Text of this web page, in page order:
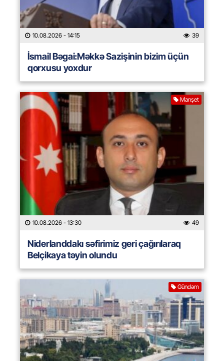
10.08.2026 - 14:15 39
İsmail Bəgai:Məkkə Sazişinin bizim üçün
qorxusu yoxdur
Manşet
10.08.2026 - 13:30 49
Niderlanddakı səfirimiz geri çağırılaraq
Belçikaya təyin olundu
Gündəm